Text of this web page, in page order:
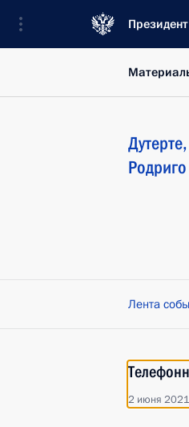
Дутерте,
Родриго
Лента
2 июня